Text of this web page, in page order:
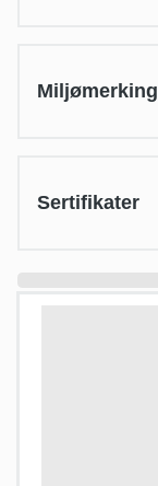
Miljømerking
Sertifikater